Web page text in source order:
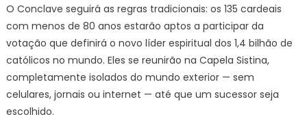
O Conclave seguirá as regras tradicionais: os 135 cardeais
com menos de 80 anos estarão aptos a participar da
votação que definirá o novo líder espiritual dos 1,4 bilhão de
católicos no mundo. Eles se reunirão na Capela Sistina,
completamente isolados do mundo exterior — sem
celulares, jornais ou internet — até que um sucessor seja
escolhido.